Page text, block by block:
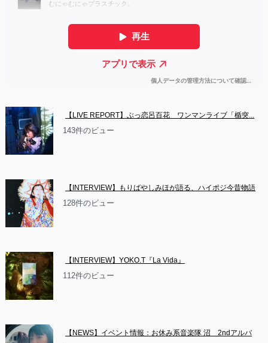
【LIVE REPORT】ぶっ恋呂百花　ワンマンライブ「楯突...
143件のビュー
【INTERVIEW】もりばやしみほが語る、ハイポジ今昔物語
128件のビュー
【INTERVIEW】YOKO.T『La Vida』
112件のビュー
【NEWS】イベント情報：お休み系音楽隊 沼　2ndアルバ